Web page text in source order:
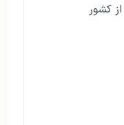
کشور